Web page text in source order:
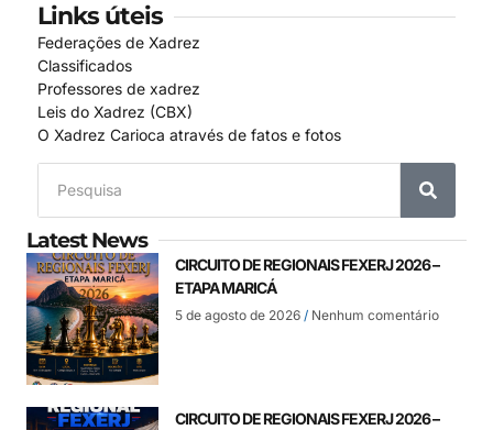
Links úteis
Federações de Xadrez
Classificados
Professores de xadrez
Leis do Xadrez (CBX)
O Xadrez Carioca através de fatos e fotos
Latest News
CIRCUITO DE REGIONAIS FEXERJ 2026 –
ETAPA MARICÁ
5 de agosto de 2026 Nenhum comentário
CIRCUITO DE REGIONAIS FEXERJ 2026 –